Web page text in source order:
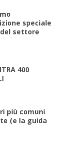
speciale
settore
400
più comuni
(e la guida